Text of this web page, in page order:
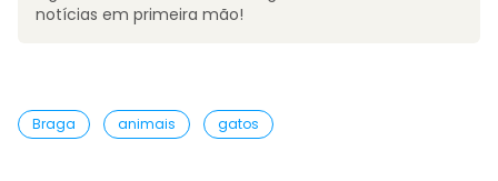
notícias em primeira mão!
Braga animais gatos